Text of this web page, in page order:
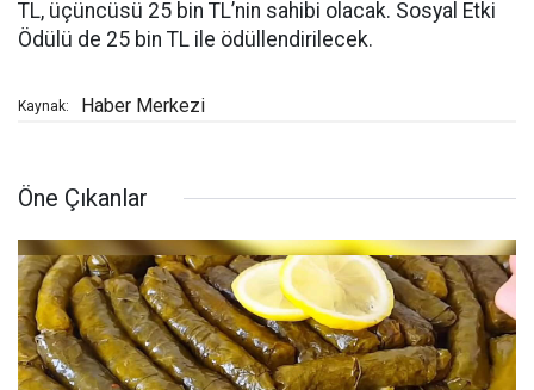
TL, üçüncüsü 25 bin TL’nin sahibi olacak. Sosyal Etki
Ödülü de 25 bin TL ile ödüllendirilecek.
Kaynak: Haber Merkezi
Öne Çıkanlar